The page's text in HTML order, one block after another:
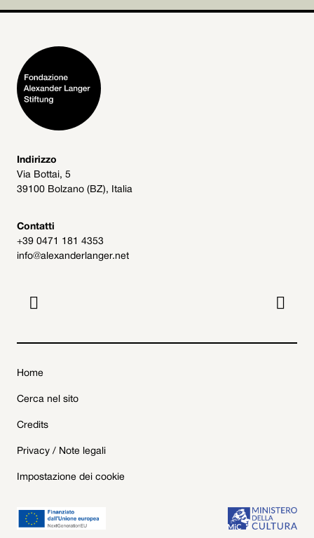
Indirizzo
Via Bottai, 5
39100 Bolzano (BZ), Italia
Contatti
+39 0471 181 4353
info@alexanderlanger.net
 
Home
Cerca nel sito
Credits
Privacy / Note legali
Impostazione dei cookie